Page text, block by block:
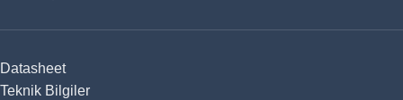
Datasheet
Teknik Bilgiler